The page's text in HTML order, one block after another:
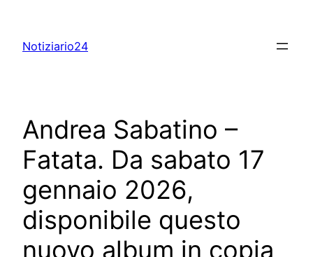
content
Notiziario24
Andrea Sabatino –
Fatata. Da sabato 17
gennaio 2026,
disponibile questo
nuovo album in copia